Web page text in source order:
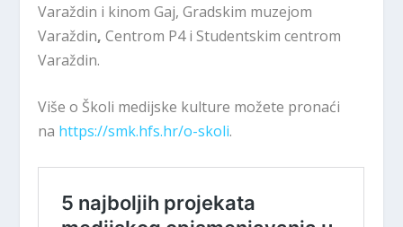
Varaždin i kinom Gaj, Gradskim muzejom
Varaždin,Centrom P4 i Studentskim centrom
Varaždin.
Više o Školi medijske kulture možete pronaći
na https://smk.hfs.hr/o-skoli.